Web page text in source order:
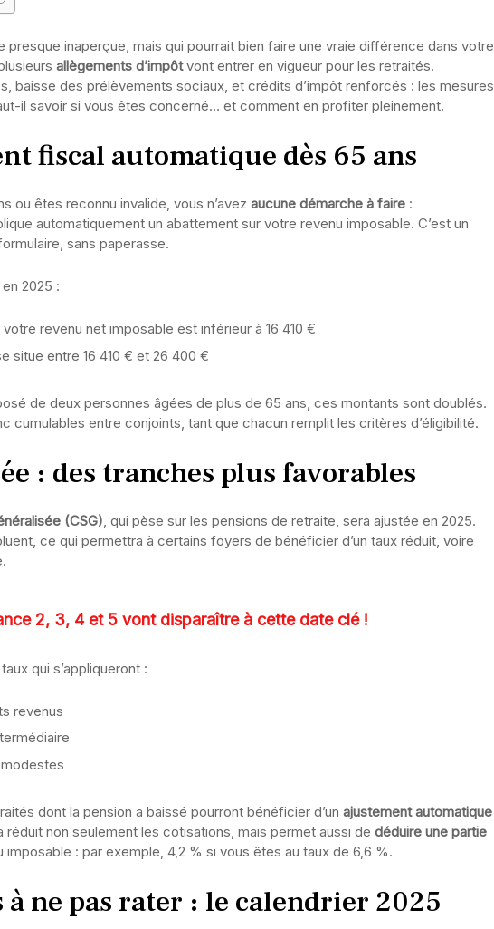
presque inaperçue, mais qui pourrait bien faire une vraie différence dans votre
allègements d’impôtvont entrer en vigueur pour les retraités.
baisse des prélèvements sociaux, et crédits d’impôt renforcés : les mesures
il savoir si vous êtes concerné… et comment en profiter pleinement.
fiscal automatique dès 65 ans
ou êtes reconnu invalide, vous n’avez aucune démarche à faire :
automatiquement un abattement sur votre revenu imposable. C’est un
sans paperasse.
2025 :
votre revenu net imposable est inférieur à 16 410 €
situe entre 16 410 € et 26 400 €
de deux personnes âgées de plus de 65 ans, ces montants sont doublés.
cumulables entre conjoints, tant que chacun remplit les critères d’éligibilité.
: des tranches plus favorables
(CSG) , qui pèse sur les pensions de retraite, sera ajustée en 2025.
ce qui permettra à certains foyers de bénéficier d’un taux réduit, voire
2, 3, 4 et 5 vont disparaître à cette date clé !
qui s’appliqueront :
revenus
dont la pension a baissé pourront bénéficier d’un ajustement automatique
réduit non seulement les cotisations, mais permet aussi de déduire une partie
imposable : par exemple, 4,2 % si vous êtes au taux de 6,6 %.
ne pas rater : le calendrier 2025